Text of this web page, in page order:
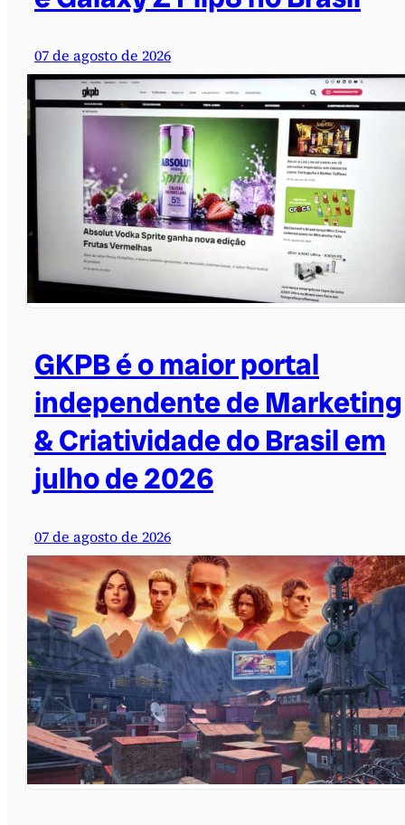
07 de agosto de 2026
GKPB é o maior portal
independente de Marketing
& Criatividade do Brasil em
julho de 2026
07 de agosto de 2026